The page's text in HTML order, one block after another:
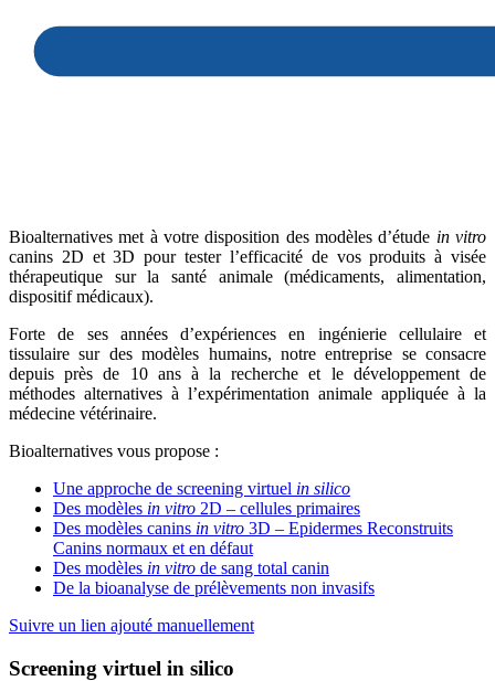
Bioalternatives met à votre disposition des modèles d’étude in vitro
canins 2D et 3D pour tester l’efficacité de vos produits à visée
thérapeutique sur la santé animale (médicaments, alimentation,
dispositif médicaux).
Forte de ses années d’expériences en ingénierie cellulaire et
tissulaire sur des modèles humains, notre entreprise se consacre
depuis près de 10 ans à la recherche et le développement de
méthodes alternatives à l’expérimentation animale appliquée à la
médecine vétérinaire.
Bioalternatives vous propose :
Une approche de screening virtuel in silico
Des modèles in vitro 2D – cellules primaires
Des modèles canins in vitro 3D – Epidermes Reconstruits
Canins normaux et en défaut
Des modèles in vitro de sang total canin
De la bioanalyse de prélèvements non invasifs
Suivre un lien ajouté manuellement
Screening virtuel in silico